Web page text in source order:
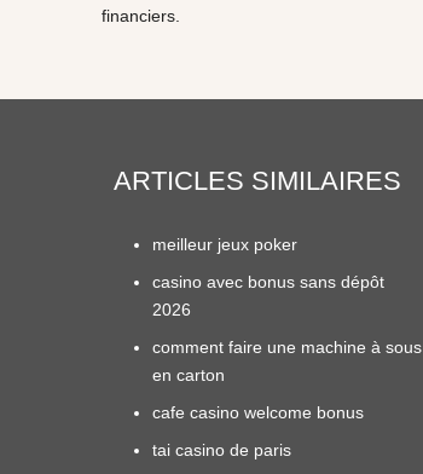
financiers.
ARTICLES SIMILAIRES
meilleur jeux poker
casino avec bonus sans dépôt
2026
comment faire une machine à sous
en carton
cafe casino welcome bonus
tai casino de paris